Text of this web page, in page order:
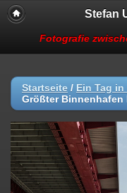
Stefan
Fotografie
Startseite / Ein Tag
Größter Binnenhafen